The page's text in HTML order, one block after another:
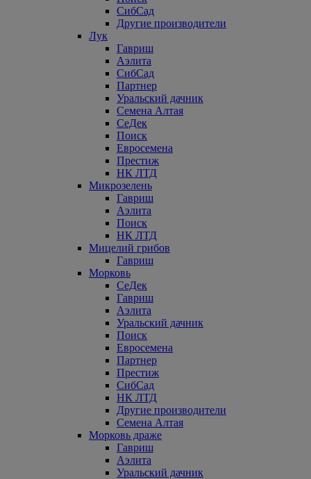
СибСад
Другие производители
Лук
Гавриш
Аэлита
СибСад
Партнер
Уральский дачник
Семена Алтая
СеДек
Поиск
Евросемена
Престиж
НК ЛТД
Микрозелень
Гавриш
Аэлита
Поиск
НК ЛТД
Мицелий грибов
Гавриш
Морковь
СеДек
Гавриш
Аэлита
Уральский дачник
Поиск
Евросемена
Партнер
Престиж
СибСад
НК ЛТД
Другие производители
Семена Алтая
Морковь драже
Гавриш
Аэлита
Уральский дачник